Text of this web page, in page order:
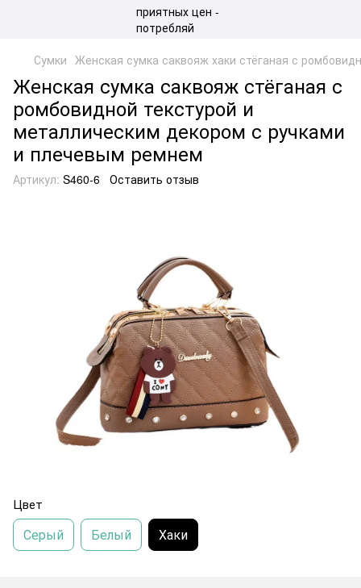
Сумки Женская сумка саквояж хаки стёганая с
Женская сумка саквояж стёганая с
ромбовидной текстурой и
металлическим декором с ручками
и плечевым ремнем
Артикул: S460-6 Оставить отзыв
Цвет
Серый Белый Хаки